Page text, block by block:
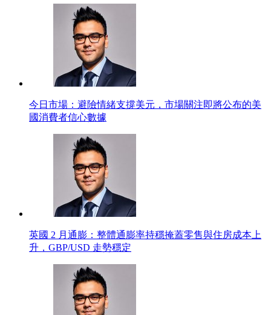
今日市場：避險情緒支撐美元，市場關注即將公布的美
國消費者信心數據
英國 2 月通膨：整體通膨率持穩掩蓋零售與住房成本上
升，GBP/USD 走勢穩定